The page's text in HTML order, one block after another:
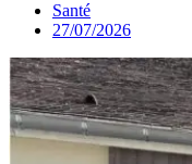
Santé
27/07/2026